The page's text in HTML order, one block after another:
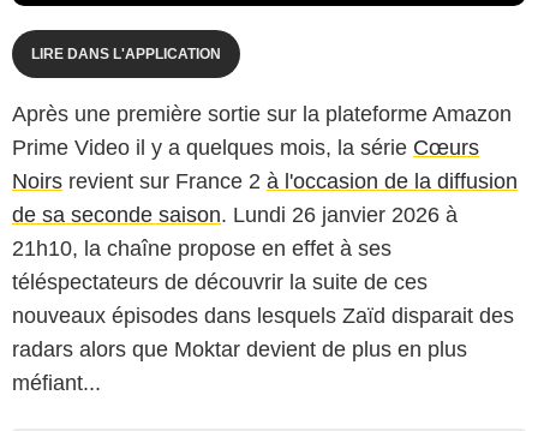
LIRE DANS L'APPLICATION
Après une première sortie sur la plateforme Amazon
Prime Video il y a quelques mois, la série Cœurs
Noirs revient sur France 2 à l'occasion de la diffusion
de sa seconde saison. Lundi 26 janvier 2026 à
21h10, la chaîne propose en effet à ses
téléspectateurs de découvrir la suite de ces
nouveaux épisodes dans lesquels Zaïd disparait des
radars alors que Moktar devient de plus en plus
méfiant...